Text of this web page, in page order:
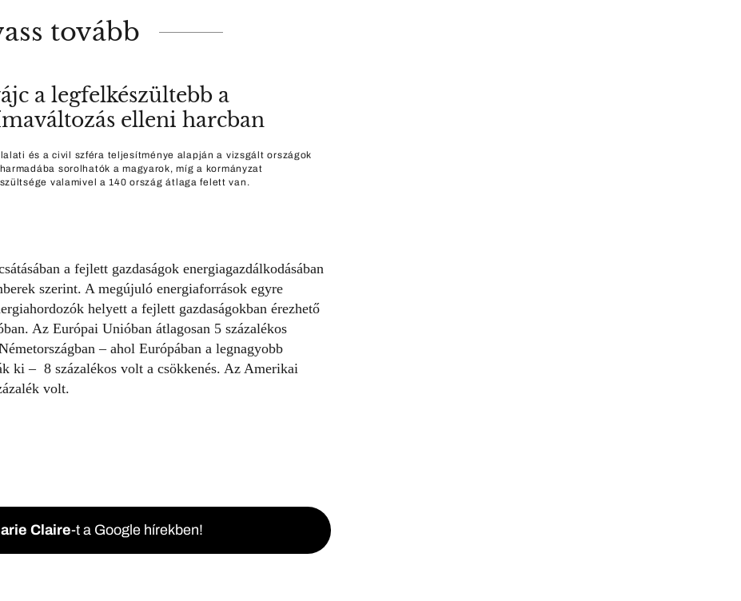
tovább
a legfelkészültebb a
elleni harcban
és a civil szféra teljesítménye alapján a vizsgált országok
sorolhatók a magyarok, míg a kormányzat
valamivel a 140 ország átlaga felett van.
a fejlett gazdaságok energiagazdálkodásában
szerint. A megújuló energiaforrások egyre
helyett a fejlett gazdaságokban érezhető
. Az Európai Unióban átlagosan 5 százalékos
– ahol Európában a legnagyobb
ki – 8 százalékos volt a csökkenés. Az Amerikai
volt.
Claire-t a Google hírekben!